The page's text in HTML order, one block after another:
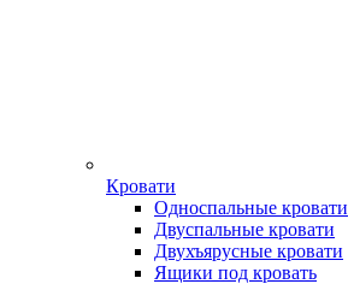
Кровати
Односпальные кровати
Двуспальные кровати
Двухъярусные кровати
Ящики под кровать